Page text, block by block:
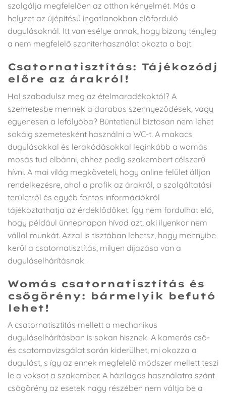
szolgálja megfelelően az otthon kényelmét. Más a
helyzet az újépítésű ingatlanokban előforduló
dugulásoknál. Itt van esélye annak, hogy bizony tényleg
a nem megfelelő szaniterhasználat okozta a bajt.
Csatornatisztítás: Tájékozódj
előre az árakról!
Hol szabadulsz meg az ételmaradékoktól? A
szemetesbe mennek a darabos szennyeződések, vagy
egyenesen a lefolyóba? Büntetlenül biztosan nem lehet
sokáig szemetesként használni a WC-t. A makacs
dugulásokkal és lerakódásokkal leginkább a womás
mosás tud elbánni, ehhez pedig szakembert célszerű
hívni. A mai világ megköveteli, hogy online felület álljon
rendelkezésre, ahol a profik az árakról, a szolgáltatási
területről és egyéb fontos információkról
tájékoztathatja az érdeklődőket. Így nem fordulhat elő,
hogy például ünnepnapon hívod azt, aki ilyenkor nem
vállal munkát. Azzal is tisztában lehetsz, hogy mennyibe
kerül a csatornatisztítás, milyen díjazása van a
duguláselhárításnak.
Womás csatornatisztítás és
csőgörény: bármelyik befutó
lehet!
A csatornatisztítás mellett a mechanikus
duguláselhárításban is sokan hisznek. A kamerás cső-
és csatornavizsgálat során kiderülhet, mi okozza a
dugulást, s így az ennek megfelelő módszer mellett teszi
le a voksot a szakember. A házilagos használatra szánt
csőgörény az esetek nagy részében nem váltja be a